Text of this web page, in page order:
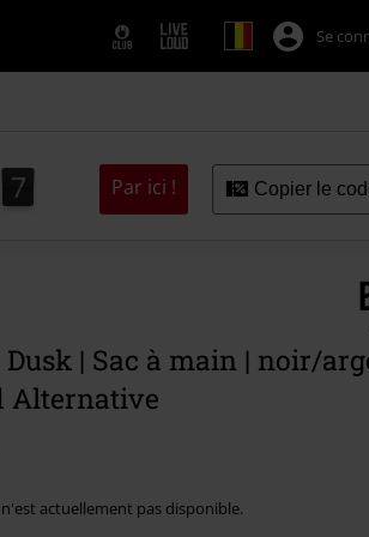
Se
5
6
5
7
6 Par ici ! Copier le
| Sac à main | noir/
Alternative
actuellement pas disponible.